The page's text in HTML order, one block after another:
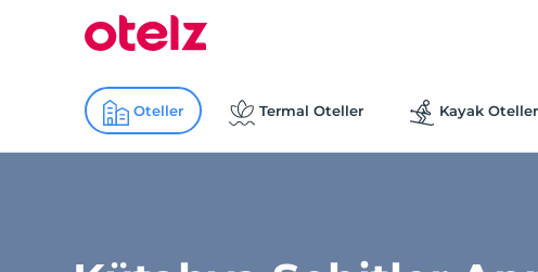
Oteller Termal Oteller Kayak